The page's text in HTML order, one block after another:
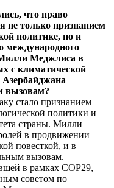
что право
не только признанием
политике, но и
международного
Меджлиса в
с климатической
Азербайджана
вызовам?
стало признанием
политики и
страны. Милли
в продвижении
повесткой, и в
вызовам.
в рамках COP29,
советом по